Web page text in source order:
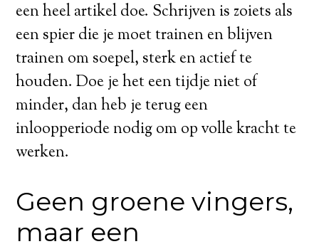
een heel artikel doe. Schrijven is zoiets als
een spier die je moet trainen en blijven
trainen om soepel, sterk en actief te
houden. Doe je het een tijdje niet of
minder, dan heb je terug een
inloopperiode nodig om op volle kracht te
werken.
Geen groene vingers,
maar een